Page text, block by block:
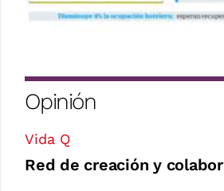
Opinión
Vida Q
Red de creación y